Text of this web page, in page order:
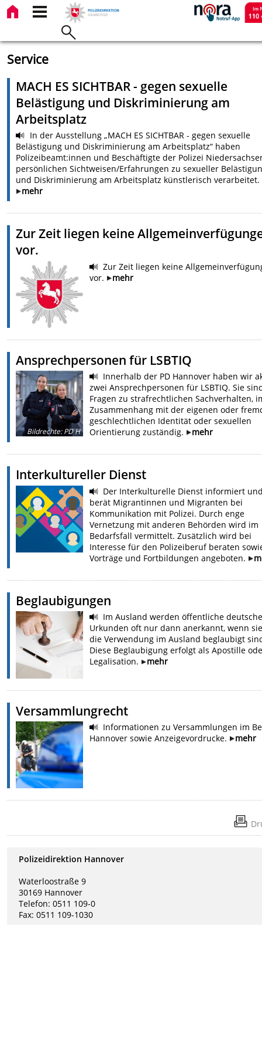
Service
MACH ES SICHTBAR - gegen sexuelle
Belästigung und Diskriminierung am
Arbeitsplatz
In der Ausstellung „MACH ES SICHTBAR - gegen sexuelle
Belästigung und Diskriminierung am Arbeitsplatz“ haben
Polizeibeamt:innen und Beschäftigte der Polizei
persönlichen Sichtweisen/Erfahrungen zu sexueller
und Diskriminierung am Arbeitsplatz künstlerisch verarbeitet.
mehr
Zur Zeit liegen keine
vor.
Zur Zeit liegen keine
vor.
mehr
Ansprechpersonen für LSBTIQ
Bildrechte:PD H
Innerhalb der PD Hannover haben wir
zwei Ansprechpersonen für LSBTIQ. Sie
Fragen zu strafrechtlichen Sachverhalten,
Zusammenhang mit der eigenen oder
geschlechtlichen Identität oder sexuellen
Orientierung zuständig.
mehr
Interkultureller Dienst
Der Interkulturelle Dienst informiert
berät Migrantinnen und Migranten bei
Kommunikation mit Polizei. Durch enge
Vernetzung mit anderen Behörden wird im
Bedarfsfall vermittelt. Zusätzlich wird bei
Interesse für den Polizeiberuf beraten
Vorträge und Fortbildungen angeboten.
Beglaubigungen
Im Ausland werden öffentliche
Urkunden oft nur dann anerkannt, wenn
die Verwendung im Ausland beglaubigt
Diese Beglaubigung erfolgt als Apostille
Legalisation.
mehr
Versammlungrecht
Informationen zu Versammlungen im
Hannover sowie Anzeigevordrucke.
mehr
Polizeidirektion Hannover
Waterloostraße 9
30169 Hannover
Telefon: 0511 109-0
Fax: 0511 109-1030